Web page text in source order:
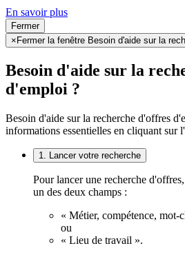
En savoir plus
Fermer
× Fermer la fenêtre Besoin d'aide sur la
Besoin d'aide sur la
d'emploi ?
Besoin d'aide sur la recherche d'offres
informations essentielles en cliquant sur
1. Lancer votre recherche
Pour lancer une recherche
un des deux champs :
« Métier, compétence, mot-
ou
« Lieu de travail ».